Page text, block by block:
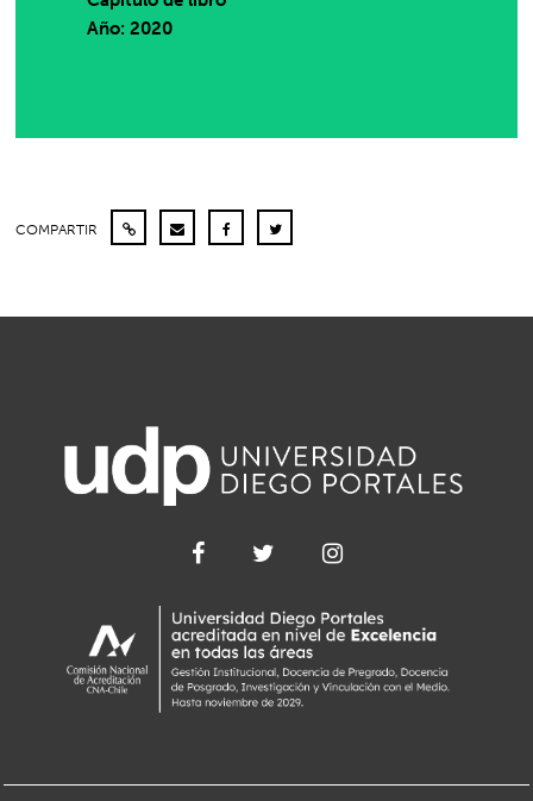
Año: 2020
COMPARTIR